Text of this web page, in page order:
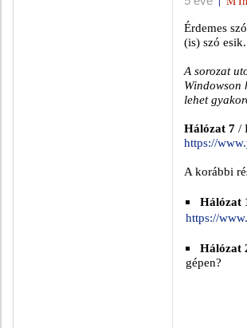
Érdemes
(is) szó esik.
A sorozat
Windowson
lehet
Hálózat 7 /
https://
A korábbi
Hálózat
https://
Hálózat
gépen?